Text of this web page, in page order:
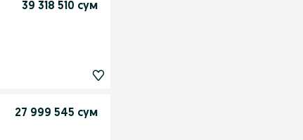
39 318 510 сум
27 999 545 сум